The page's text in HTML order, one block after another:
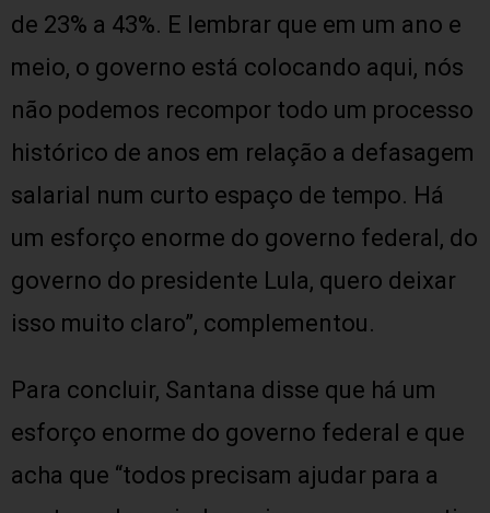
de 23% a 43%. E lembrar que em um ano e
meio, o governo está colocando aqui, nós
não podemos recompor todo um processo
histórico de anos em relação a defasagem
salarial num curto espaço de tempo. Há
um esforço enorme do governo federal, do
governo do presidente Lula, quero deixar
isso muito claro”, complementou.
Para concluir, Santana disse que há um
esforço enorme do governo federal e que
acha que “todos precisam ajudar para a